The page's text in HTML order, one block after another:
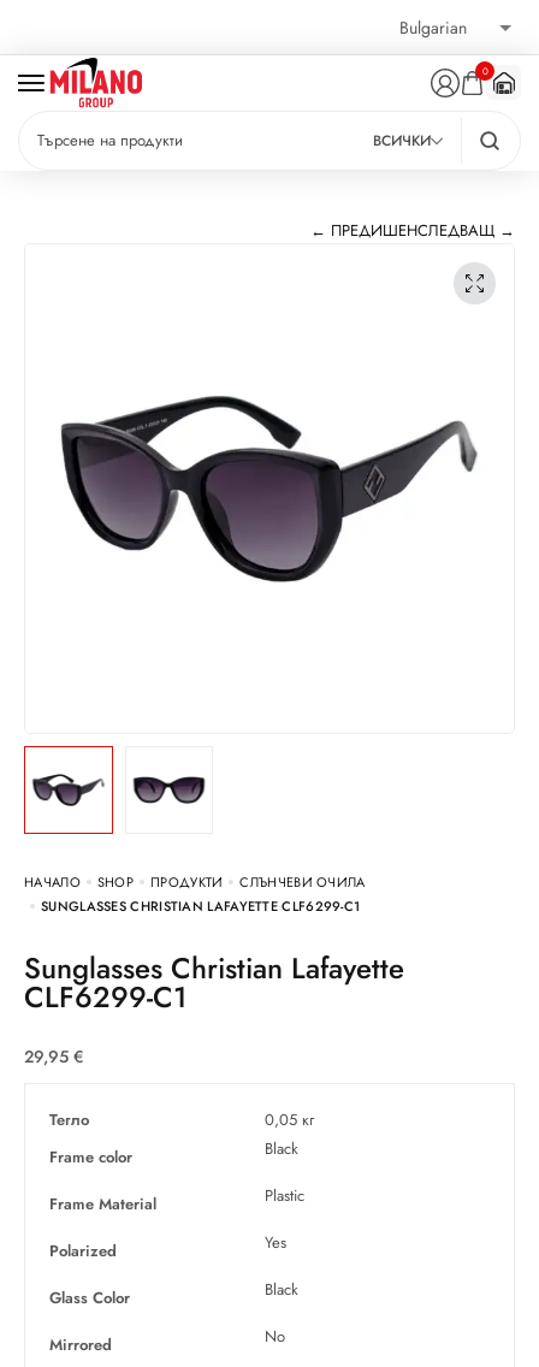
0
ВСИЧКИ
← ПРЕДИШЕНСЛЕДВАЩ →
НАЧАЛО SHOP ПРОДУКТИ
СЛЪНЧЕВИ ОЧИЛА
SUNGLASSES CHRISTIAN LAFAYETTE CLF6299-C1
Sunglasses Christian Lafayette
CLF6299-C1
29,95 €
Тегло
0,05 кг
Frame color
Black
Frame Material Plastic
Polarized Yes
Glass Color Black
Mirrored No